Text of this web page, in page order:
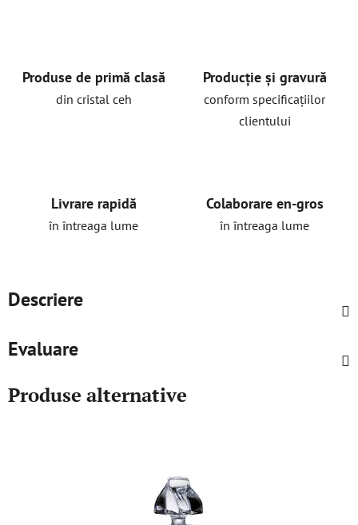
Produse de primă clasă
din cristal ceh
Producție și gravură
conform specificațiilor
clientului
Livrare rapidă
în întreaga lume
Colaborare en-gros
în întreaga lume
Descriere
Evaluare
Produse alternative